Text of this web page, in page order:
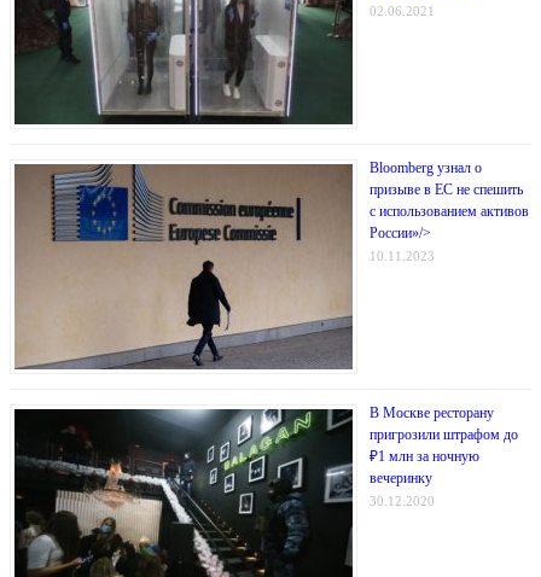
02.06.2021
Bloomberg узнал о
призыве в ЕС не спешить
с использованием активов
России»/>
10.11.2023
В Москве ресторану
пригрозили штрафом до
₽1 млн за ночную
вечеринку
30.12.2020